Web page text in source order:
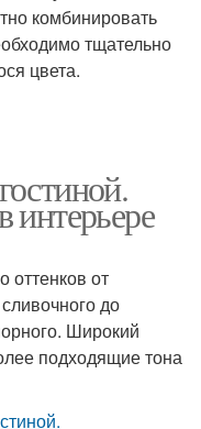
комбинировать
тщательно
цвета.
интерьере
оттенков от
до
Широкий
подходящие тона